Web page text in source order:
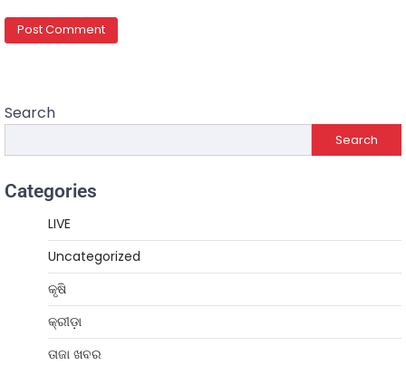
Search
Search
Categories
LIVE
Uncategorized
କୃଷି
କ୍ରୀଡ଼ା
ତାଜା ଖବର